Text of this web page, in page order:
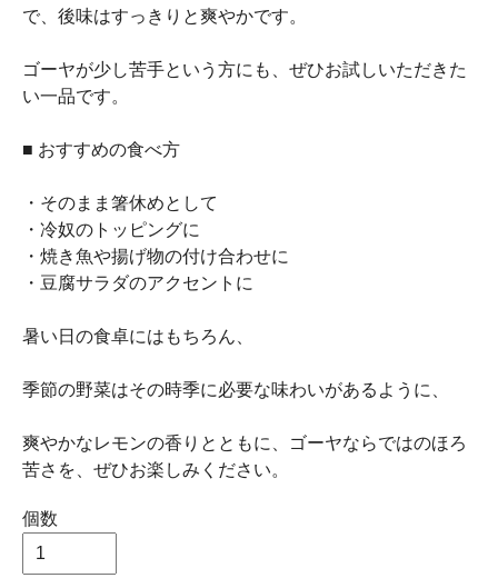
で、後味はすっきりと爽やかです。
ゴーヤが少し苦手という方にも、ぜひお試しいただきた
い一品です。
■ おすすめの食べ方
・そのまま箸休めとして
・冷奴のトッピングに
・焼き魚や揚げ物の付け合わせに
・豆腐サラダのアクセントに
暑い日の食卓にはもちろん、
季節の野菜はその時季に必要な味わいがあるように、
爽やかなレモンの香りとともに、ゴーヤならではのほろ
苦さを、ぜひお楽しみください。
個数